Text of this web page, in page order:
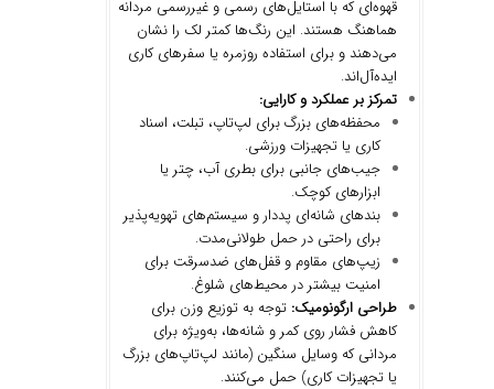
قهوه‌ای که با استایل‌های رسمی و غیررسمی مردانه
هماهنگ هستند. این رنگ‌ها کمتر لک را نشان
می‌دهند و برای استفاده روزمره یا سفرهای کاری
ایده‌آل‌اند.
تمرکز بر عملکرد و کارایی:
محفظه‌های بزرگ برای لپ‌تاپ، تبلت، اسناد
کاری یا تجهیزات ورزشی.
جیب‌های جانبی برای بطری آب، چتر یا
ابزارهای کوچک.
بندهای شانه‌ای پددار و سیستم‌های تهویه‌پذیر
برای راحتی در حمل طولانی‌مدت.
زیپ‌های مقاوم و قفل‌های ضدسرقت برای
امنیت بیشتر در محیط‌های شلوغ.
طراحی ارگونومیک: توجه به توزیع وزن برای
کاهش فشار روی کمر و شانه‌ها، به‌ویژه برای
مردانی که وسایل سنگین (مانند لپ‌تاپ‌های بزرگ
یا تجهیزات کاری) حمل می‌کنند.